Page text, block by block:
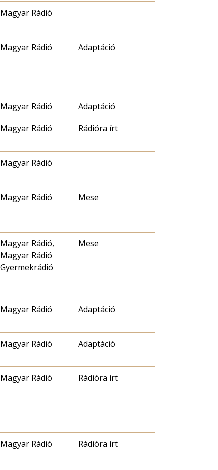
Magyar Rádió
Magyar Rádió Adaptáció
Magyar Rádió Adaptáció
Magyar Rádió Rádióra írt
Magyar Rádió
Magyar Rádió Mese
Magyar Rádió,
Magyar Rádió
Gyermekrádió
Mese
Magyar Rádió Adaptáció
Magyar Rádió Adaptáció
Magyar Rádió Rádióra írt
Magyar Rádió Rádióra írt